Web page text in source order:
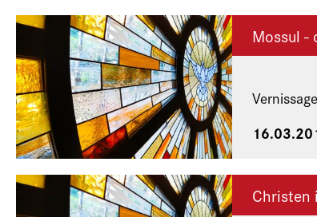
Mossul -
Christen